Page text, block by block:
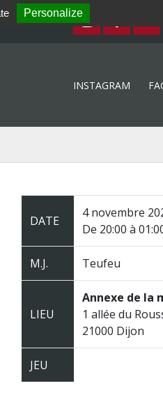
INSTAGRAM
DATE
4 novembre
De 20:00 à
M.J. Teufeu
LIEU
Annexe de la
1 allée du
21000 Dijon
JEU
Personalize